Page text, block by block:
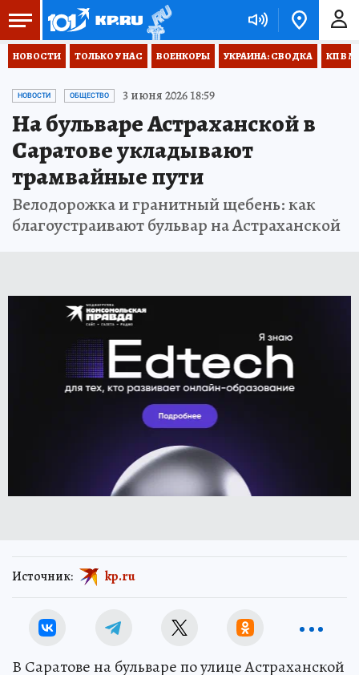
НОВОСТИ ТОЛЬКО У НАС ВОЕНКОРЫ УКРАИНА: СВОДКА КП В
НОВОСТИ ОБЩЕСТВО 3 июня 2026 18:59
На бульваре Астраханской в
Саратове укладывают
трамвайные пути
Велодорожка и гранитный щебень: как
благоустраивают бульвар на Астраханской
Источник: kp.ru
В Саратове на бульваре по улице Астраханской